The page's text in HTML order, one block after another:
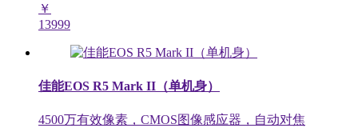
￥
13999
佳能EOS R5 Mark II（单机身）
4500万有效像素，CMOS图像感应器，自动对焦